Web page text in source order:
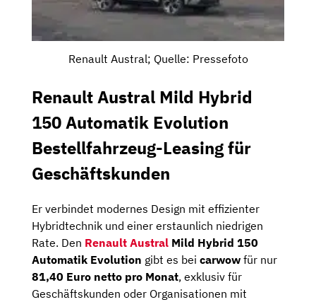
Renault Austral; Quelle: Pressefoto
Renault Austral Mild Hybrid
150 Automatik Evolution
Bestellfahrzeug-Leasing für
Geschäftskunden
Er verbindet modernes Design mit effizienter
Hybridtechnik und einer erstaunlich niedrigen
Rate. Den Renault Austral Mild Hybrid 150
Automatik Evolution gibt es bei carwow für nur
81,40 Euro netto pro Monat, exklusiv für
Geschäftskunden oder Organisationen mit